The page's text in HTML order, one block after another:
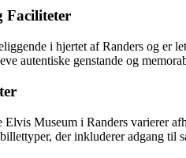
Faciliteter
i hjertet af Randers og er
autentiske genstande og
Elvis Museum i Randers varierer
der inkluderer adgang til